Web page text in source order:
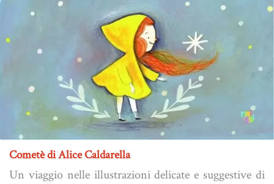
Cometè di Alice Caldarella
Un viaggio nelle illustrazioni delicate e suggestive di